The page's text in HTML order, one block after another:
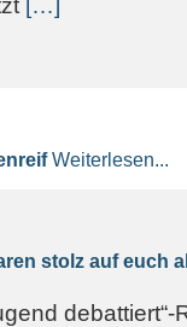
[…]
Weiterlesen...
stolz auf euch